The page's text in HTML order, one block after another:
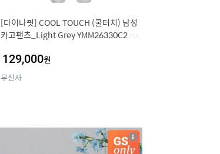
[다이나핏] COOL TOUCH (쿨터치) 남성
카고팬츠_Light Grey YMM26330C2 YM
129,000원
무신사
12
상
세